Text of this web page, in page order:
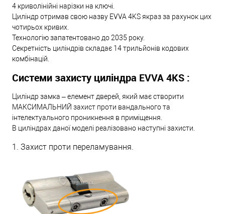
4 криволінійні нарізки на ключі.
Циліндр отримав свою назву EVVA 4KS якраз за рахунок цих
чотирьох кривих.
Технологію запатентовано до 2035 року.
Секретність циліндрів складає 14 трильйонів кодових
комбінацій.
Системи захисту циліндра EVVA 4KS :
Циліндр замка – елемент дверей, який має створити
МАКСИМАЛЬНИЙ захист проти вандального та
інтелектуального проникнення в приміщення.
В циліндрах даної моделі реалізовано наступні захисти.
1. Захист проти переламування.